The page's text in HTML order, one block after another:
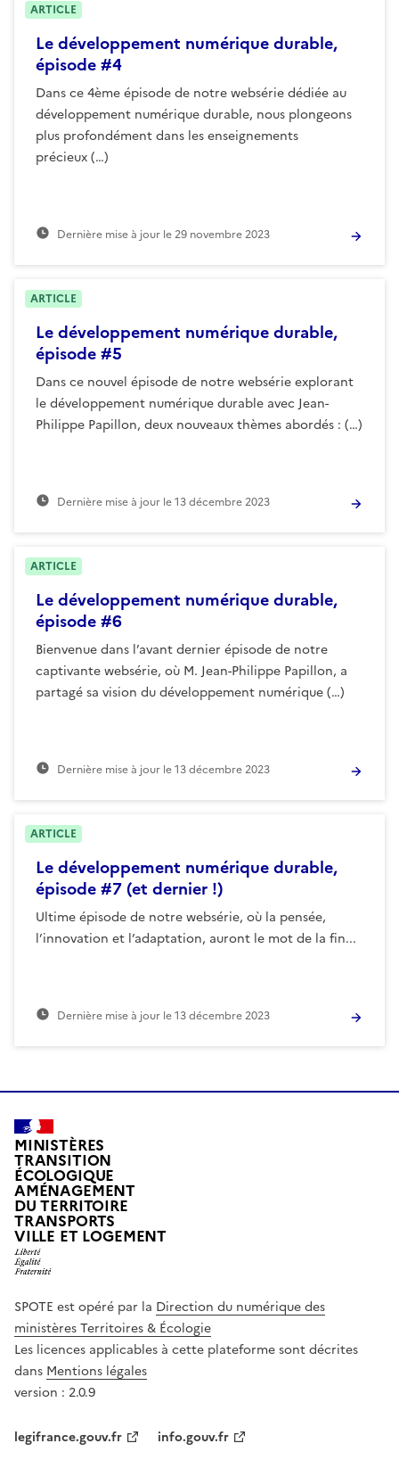
Le développement numérique durable,
épisode #4
Dans ce 4ème épisode de notre websérie dédiée au
développement numérique durable, nous plongeons
plus profondément dans les enseignements
précieux (…)
Dernière mise à jour le29 novembre 2023
ARTICLE
Le développement numérique durable,
épisode #5
Dans ce nouvel épisode de notre websérie explorant
le développement numérique durable avec Jean-
Philippe Papillon, deux nouveaux thèmes abordés : (…)
Dernière mise à jour le13 décembre 2023
ARTICLE
Le développement numérique durable,
épisode #6
Bienvenue dans l’avant dernier épisode de notre
captivante websérie, où M. Jean-Philippe Papillon, a
partagé sa vision du développement numérique (…)
Dernière mise à jour le13 décembre 2023
ARTICLE
Le développement numérique durable,
épisode #7 (et dernier !)
Ultime épisode de notre websérie, où la pensée,
l’innovation et l’adaptation, auront le mot de la fin...
Dernière mise à jour le13 décembre 2023
ARTICLE
MINISTÈRES
TRANSITION
ÉCOLOGIQUE
AMÉNAGEMENT
DU TERRITOIRE
TRANSPORTS
VILLE ET LOGEMENT
SPOTE est opéré par la Direction du numérique des
ministères Territoires & Écologie
Les licences applicables à cette plateforme sont décrites
dans Mentions légales
version : 2.0.9
legifrance.gouv.fr info.gouv.fr